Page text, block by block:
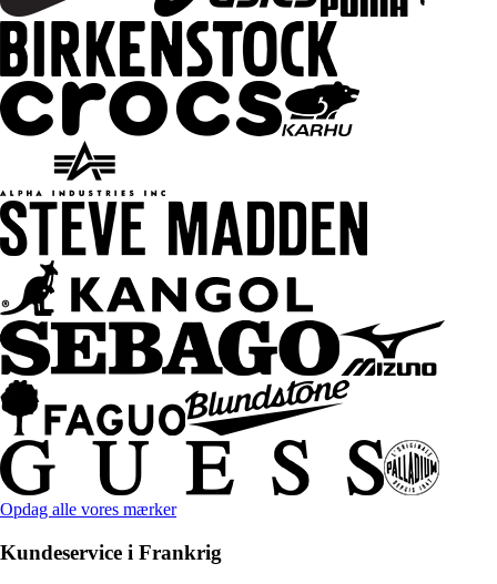
Opdag alle vores mærker
Kundeservice i Frankrig